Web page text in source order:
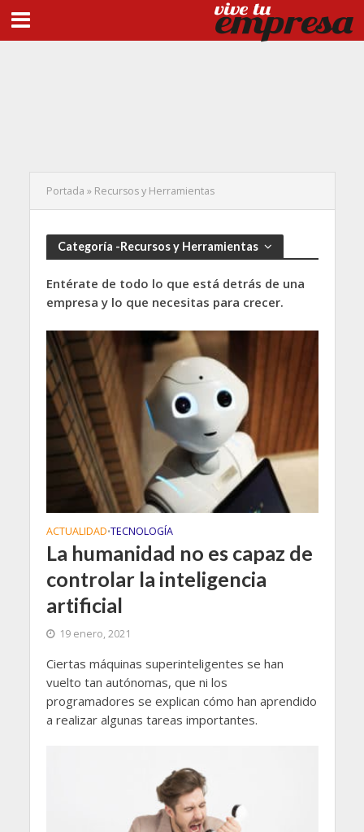
Portada » Recursos y Herramientas
Categoría -Recursos y Herramientas
Entérate de todo lo que está detrás de una
empresa y lo que necesitas para crecer.
ACTUALIDAD•TECNOLOGÍA
La humanidad no es capaz de
controlar la inteligencia
artificial
19 enero, 2021
Ciertas máquinas superinteligentes se han
vuelto tan autónomas, que ni los
programadores se explican cómo han aprendido
a realizar algunas tareas importantes.